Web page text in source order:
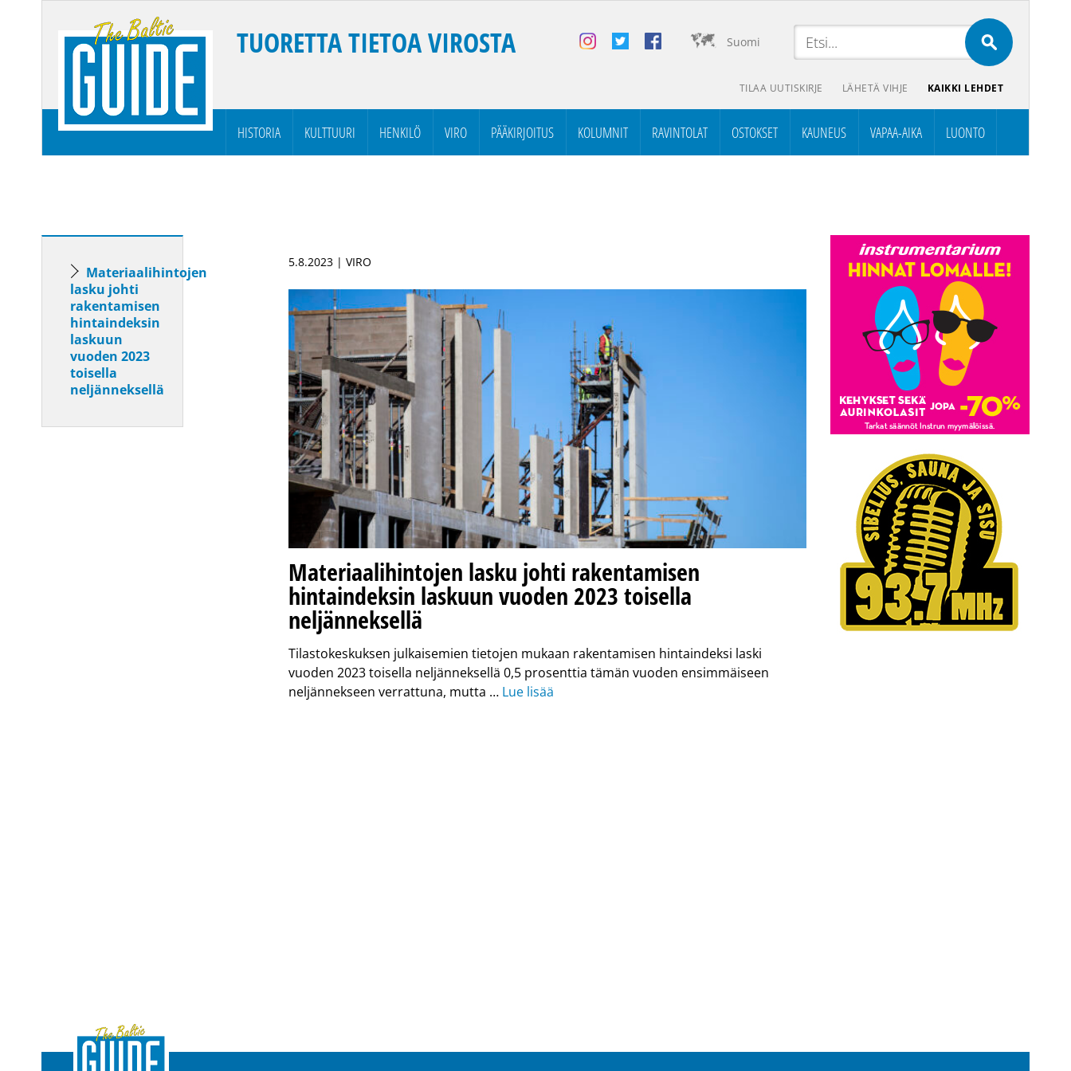
Suomi
TUORETTA TIETOA VIROSTA
TILAA UUTISKIRJE LÄHETÄ VIHJE KAIKKI LEHDET
HISTORIA KULTTUURI HENKILÖ VIRO PÄÄKIRJOITUS KOLUMNIT RAVINTOLAT OSTOKSET KAUNEUS VAPAA-AIKA LUONTO
Materiaalihintojen
lasku johti
rakentamisen
hintaindeksin
laskuun
vuoden 2023
toisella
neljänneksellä
5.8.2023 | VIRO
Materiaalihintojen lasku johti rakentamisen
hintaindeksin laskuun vuoden 2023 toisella
neljänneksellä
Tilastokeskuksen julkaisemien tietojen mukaan rakentamisen hintaindeksi laski
vuoden 2023 toisella neljänneksellä 0,5 prosenttia tämän vuoden ensimmäiseen
neljännekseen verrattuna, mutta … Lue lisää